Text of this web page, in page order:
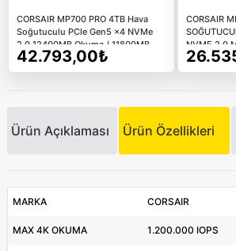
CORSAIR MP700 PRO 4TB Hava
Soğutuculu PCIe Gen5 x4 NVMe
2.0 12400MB Okuma / 11800MB
Yazma M.2 SSD
42.793,00₺
CORSAIR
NVME 2.0
Ürün Açıklaması Ürün Özellikleri
MARKA CORSAIR
MAX 4K OKUMA 1.200.000 IOPS